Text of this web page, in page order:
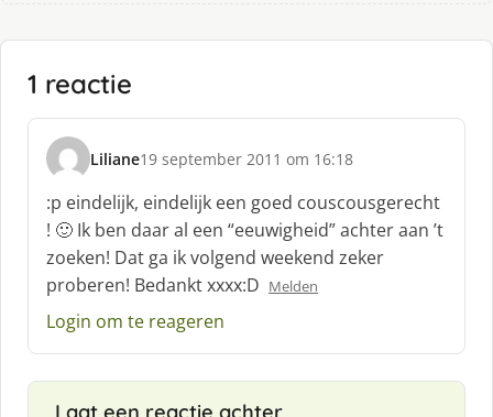
1 reactie
Liliane
s
h
r
e
e
:
19 september 2011 om 16:18
:p eindelijk, eindelijk een goed couscousgerecht
! 🙂 Ik ben daar al een “eeuwigheid” achter aan ’t
zoeken! Dat ga ik volgend weekend zeker
proberen! Bedankt xxxx:D Melden
Login om te reageren